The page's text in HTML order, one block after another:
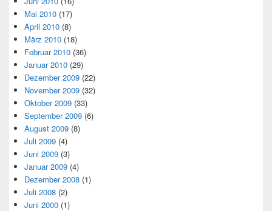
Mai 2010 (17)
April 2010 (8)
März 2010 (18)
Februar 2010 (36)
Januar 2010 (29)
Dezember 2009 (22)
November 2009 (32)
Oktober 2009 (33)
September 2009 (6)
August 2009 (8)
Juli 2009 (4)
Juni 2009 (3)
Januar 2009 (4)
Dezember 2008 (1)
Juli 2008 (2)
Juni 2000 (1)